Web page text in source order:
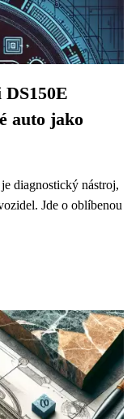
auto jako
diagnostický nástroj,
Jde o oblíbenou